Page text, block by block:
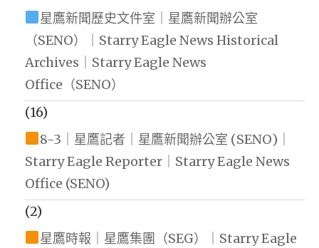
星鷹新聞歷史文件室｜星鷹新聞辦公室
（SENO）｜Starry Eagle News Historical
Archives｜Starry Eagle News
Office（SENO）
(16)
8-3｜星鷹記者｜星鷹新聞辦公室 (SENO)｜
Starry Eagle Reporter｜Starry Eagle News
Office (SENO)
(2)
星鷹時報｜星鷹集團（SEG）｜Starry Eagle